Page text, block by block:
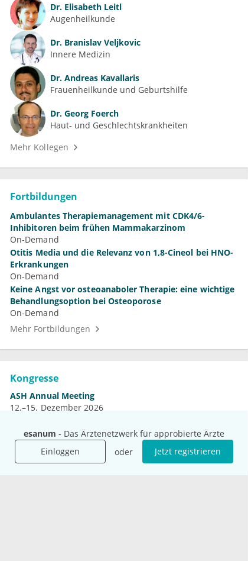
esanum - Das Ärztenetzwerk für approbierte Ärzte
Einloggen
oder Jetzt registrieren
Dr. Elisabeth Leitl
Augenheilkunde
Dr. Branislav Veljkovic
Innere Medizin
Dr. Andreas Kavallaris
Frauenheilkunde und Geburtshilfe
Dr. Georg Foerch
Haut- und Geschlechtskrankheiten
Mehr Kollegen
Fortbildungen
Ambulantes Therapiemanagement mit CDK4/6-
Inhibitoren beim frühen Mammakarzinom
On-Demand
Otitis Media und die Relevanz von 1,8-Cineol bei HNO-
Erkrankungen
On-Demand
Keine Angst vor osteoanaboler Therapie: eine wichtige
Behandlungsoption bei Osteoporose
On-Demand
Mehr Fortbildungen
Kongresse
ASH Annual Meeting
12.–15. Dezember 2026
4.–7. November 2026
Jahrestagung der DGHO
9.–12. Oktober 2026